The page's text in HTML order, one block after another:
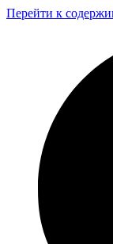
Перейти к